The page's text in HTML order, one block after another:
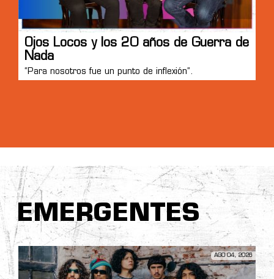
Ojos Locos y los 20 años de Guerra de
Nada
“Para nosotros fue un punto de inflexión”.
EMERGENTES
AGO 04, 2026